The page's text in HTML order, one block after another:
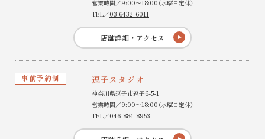
営業時間／9:00〜18:00（水曜日定休）
TEL／03-6432-6011
店舗詳細・アクセス
事前予約制 逗子スタジオ
神奈川県逗子市逗子6-5-1
営業時間／9:00〜18:00（水曜日定休）
TEL／046-884-8953